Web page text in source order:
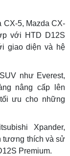
CX-5, Mazda CX-
với HTD D12S
giao diện và hệ
như Everest,
nâng cấp lên
ưu cho những
Xpander,
tương thích và sử
Premium.